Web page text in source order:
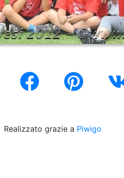
Realizzato grazie a Piwigo